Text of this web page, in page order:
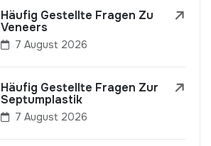
Häufig Gestellte Fragen Zu
Veneers
7 August 2026
Häufig Gestellte Fragen Zur
Septumplastik
7 August 2026